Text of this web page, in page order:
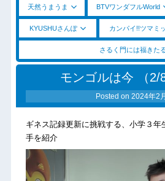
天然うまうま BTVワンダフルWorld
KYUSHUさんぽ カンパイ!!ツマミ
さるく門には福きた
モンゴルは今 （2/
Posted on 2024年2
ギネス記録更新に挑戦する、小学３年
手を紹介